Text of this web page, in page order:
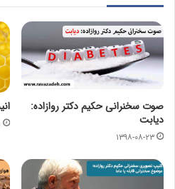
صوت سخنرانی حکیم دکتر روازاده:
دیابت
۱۳۹۸-۰۸-۲۳